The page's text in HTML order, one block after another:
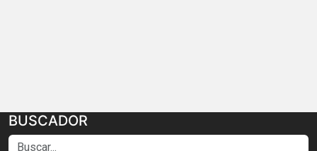
BUSCADOR
Buscar...